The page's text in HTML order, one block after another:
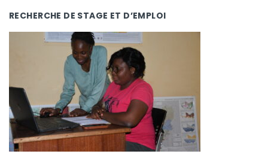
RECHERCHE DE STAGE ET D’EMPLOI